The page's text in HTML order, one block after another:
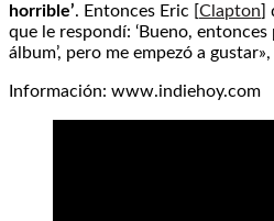
horrible’. Entonces Eric [Clapton]
que le respondí: ‘Bueno,
álbum’, pero me empezó a
Información: www.indiehoy.com